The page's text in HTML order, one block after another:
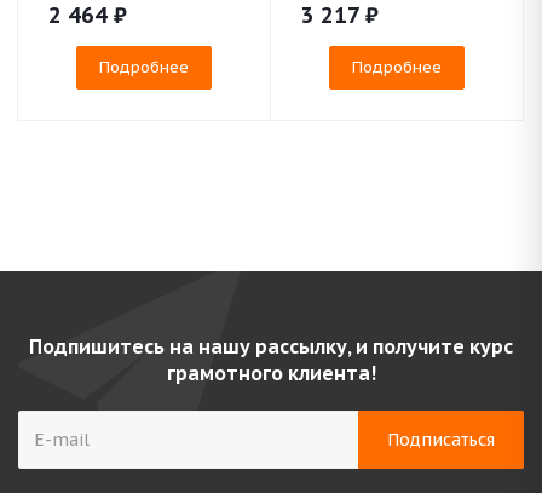
2 464 ₽
Подробнее
3 217 ₽
Подробнее
Подпишитесь на нашу рассылку, и получите курс
грамотного клиента!